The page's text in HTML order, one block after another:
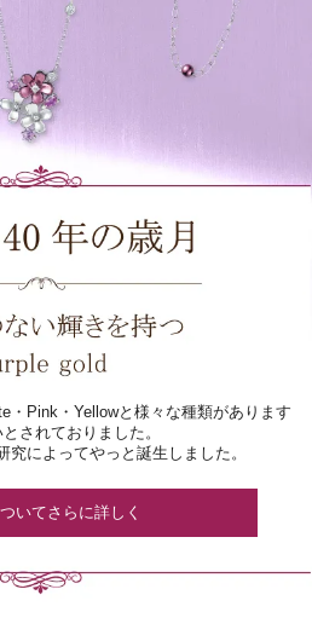
・Pink・Yellowと様々な種類があります
されておりました。
によってやっと誕生しました。
いてさらに詳しく